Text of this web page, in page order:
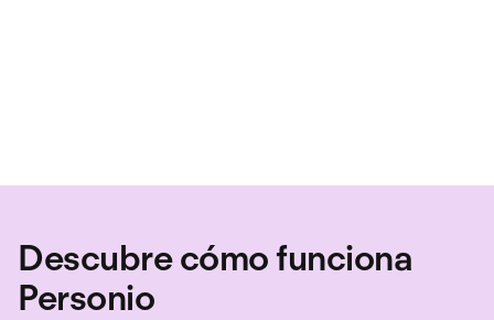
Descubre cómo funciona
Personio